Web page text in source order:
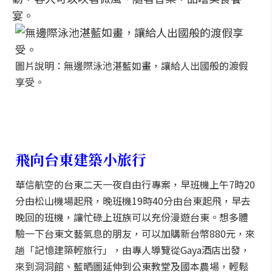
宴。
圖片說明：無邊際泳池湛藍如畫，讓給人出國般的渡假
享受。
飛向台東建築小旅行
華信航空的台東二天一夜自由行專案，早班機上午7時20
分由松山機場起飛，晚班機19時40分由台東起飛，早去
晚回的班機，讓忙碌上班族可以充份漫遊台東。想多體
驗一下台東文藝氣息的朋友，可以加購新台幣880元，來
趟「記憶建築輕旅行」，由專人導覽從Gaya酒店出發，
來到洞洞館、藍晒圖延伸到公東教堂及國本農場，輕鬆